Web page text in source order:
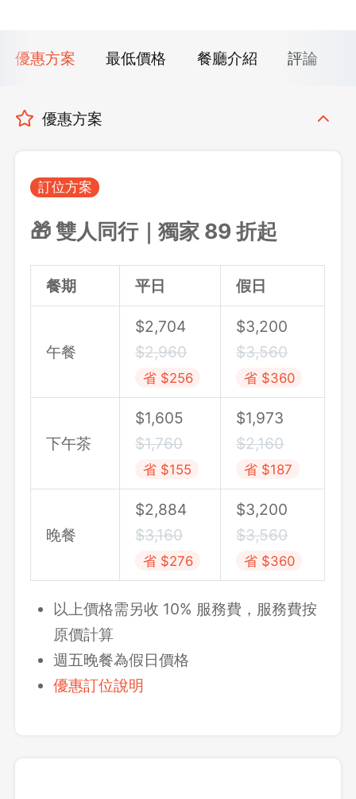
優惠方案 最低價格 餐廳介紹 評論
優惠方案
訂位方案
🎁 雙人同行｜獨家 89 折起
餐期 平日 假日
午餐
$2,704
$2,960
省 $256
$3,200
$3,560
省 $360
下午茶
$1,605
$1,760
省 $155
$1,973
$2,160
省 $187
晚餐
$2,884
$3,160
省 $276
$3,200
$3,560
省 $360
以上價格需另收 10% 服務費，服務費按
原價計算
週五晚餐為假日價格
優惠訂位說明